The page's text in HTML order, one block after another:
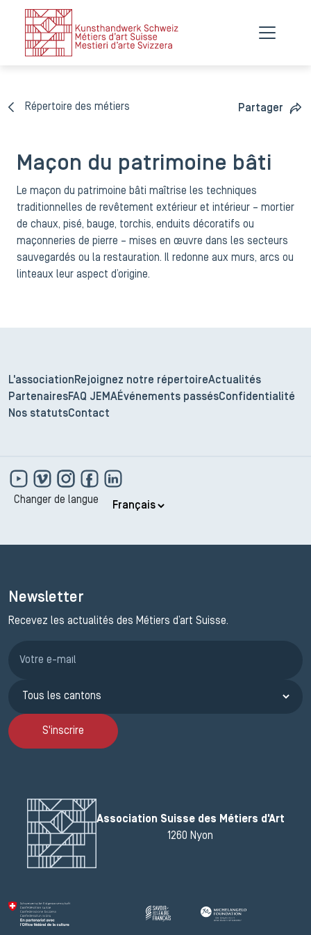
Répertoire des métiers Partager
Maçon du patrimoine bâti
Le maçon du patrimoine bâti maîtrise les techniques
traditionnelles de revêtement extérieur et intérieur – mortier
de chaux, pisé, bauge, torchis, enduits décoratifs ou
maçonneries de pierre – mises en œuvre dans les secteurs
sauvegardés ou la restauration. Il redonne aux murs, arcs ou
linteaux leur aspect d’origine.
L'association Rejoignez notre répertoireActualités
PartenairesFAQ JEMAÉvénements passésConfidentialité
Nos statutsContact
Changer de langue
Newsletter
Recevez les actualités des Métiers d’art Suisse.
S'inscrire
Association Suisse des Métiers d'Art
1260 Nyon